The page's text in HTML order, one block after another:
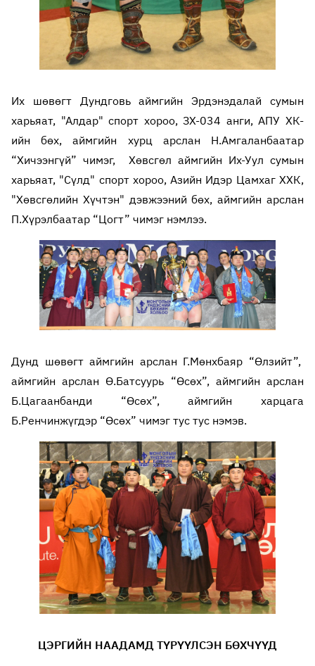
Их шөвөгт Дундговь аймгийн Эрдэнэдалай сумын
харьяат, "Алдар" спорт хороо, ЗХ-034 анги, АПУ ХК-
ийн бөх, аймгийн хурц арслан Н.Амгаланбаатар
“Хичээнгүй” чимэг, Хөвсгөл аймгийн Их-Уул сумын
харьяат, "Сүлд" спорт хороо, Азийн Идэр Цамхаг ХХК,
"Хөвсгөлийн Хүчтэн" дэвжээний бөх, аймгийн арслан
П.Хүрэлбаатар “Цогт” чимэг нэмлээ.
Дунд шөвөгт аймгийн арслан Г.Мөнхбаяр “Өлзийт”,
аймгийн арслан Ө.Батсуурь “Өсөх”, аймгийн арслан
Б.Цагаанбанди “Өсөх”, аймгийн харцага
Б.Ренчинжүгдэр “Өсөх” чимэг тус тус нэмэв.
ЦЭРГИЙН НААДАМД ТҮРҮҮЛСЭН БӨХЧҮҮД